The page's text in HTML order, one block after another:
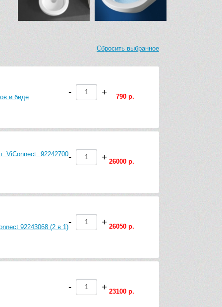
Сбросить выбранное
и биде - + 790 р.
ViConnect 92242700- + 26000 р.
92243068 (2 в 1)- + 26050 р.
- + 23100 р.